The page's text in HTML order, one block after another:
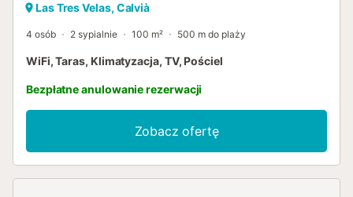
Las Tres Velas, Calvià
4 osób 2 sypialnie 100 m² 500 m do plaży
WiFi, Taras, Klimatyzacja, TV, Pościel
Bezpłatne anulowanie rezerwacji
Zobacz ofertę